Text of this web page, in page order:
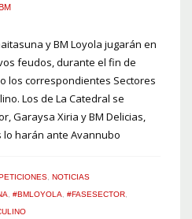
y BM Loyola jugarán en
feudos, durante el fin de
los correspondientes Sectores
Los de La Catedral se
Garaysa Xiria y BM Delicias,
harán ante Avannubo
NOTICIAS
#BMLOYOLA #FASESECTOR